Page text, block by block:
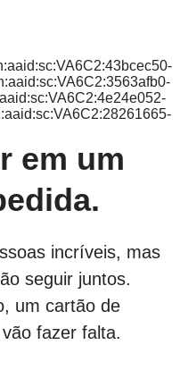
em um
incríveis, mas
seguir juntos.
um cartão de
fazer falta.